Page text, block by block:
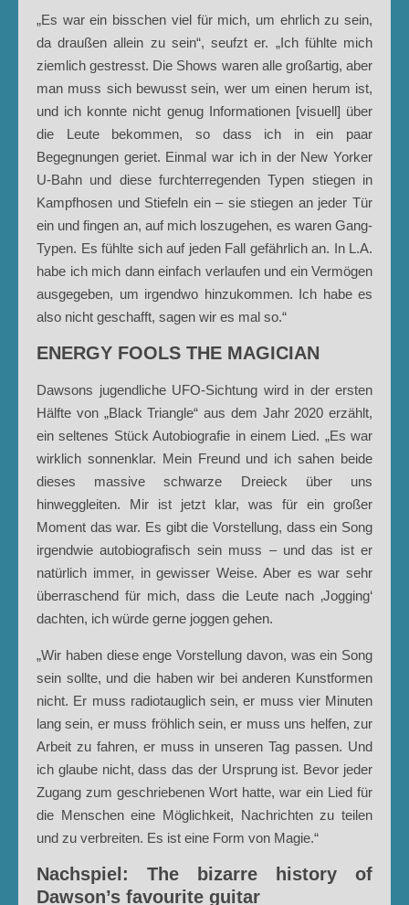
„Es war ein bisschen viel für mich, um ehrlich zu sein,
da draußen allein zu sein“, seufzt er. „Ich fühlte mich
ziemlich gestresst. Die Shows waren alle großartig, aber
man muss sich bewusst sein, wer um einen herum ist,
und ich konnte nicht genug Informationen [visuell] über
die Leute bekommen, so dass ich in ein paar
Begegnungen geriet. Einmal war ich in der New Yorker
U-Bahn und diese furchterregenden Typen stiegen in
Kampfhosen und Stiefeln ein – sie stiegen an jeder Tür
ein und fingen an, auf mich loszugehen, es waren Gang-
Typen. Es fühlte sich auf jeden Fall gefährlich an. In L.A.
habe ich mich dann einfach verlaufen und ein Vermögen
ausgegeben, um irgendwo hinzukommen. Ich habe es
also nicht geschafft, sagen wir es mal so.“
ENERGY FOOLS THE MAGICIAN
Dawsons jugendliche UFO-Sichtung wird in der ersten
Hälfte von „Black Triangle“ aus dem Jahr 2020 erzählt,
ein seltenes Stück Autobiografie in einem Lied. „Es war
wirklich sonnenklar. Mein Freund und ich sahen beide
dieses massive schwarze Dreieck über uns
hinweggleiten. Mir ist jetzt klar, was für ein großer
Moment das war. Es gibt die Vorstellung, dass ein Song
irgendwie autobiografisch sein muss – und das ist er
natürlich immer, in gewisser Weise. Aber es war sehr
überraschend für mich, dass die Leute nach ‚Jogging‘
dachten, ich würde gerne joggen gehen.
„Wir haben diese enge Vorstellung davon, was ein Song
sein sollte, und die haben wir bei anderen Kunstformen
nicht. Er muss radiotauglich sein, er muss vier Minuten
lang sein, er muss fröhlich sein, er muss uns helfen, zur
Arbeit zu fahren, er muss in unseren Tag passen. Und
ich glaube nicht, dass das der Ursprung ist. Bevor jeder
Zugang zum geschriebenen Wort hatte, war ein Lied für
die Menschen eine Möglichkeit, Nachrichten zu teilen
und zu verbreiten. Es ist eine Form von Magie.“
Nachspiel: The bizarre history of
Dawson’s favourite guitar